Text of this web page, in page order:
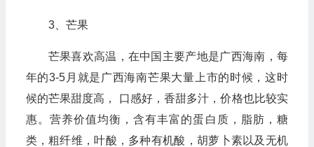
3、芒果
芒果喜欢高温，在中国主要产地是广西海南，每
年的3-5月就是广西海南芒果大量上市的时候，这时
候的芒果甜度高， 口感好，香甜多汁，价格也比较实
惠。营养价值均衡，含有丰富的蛋白质，脂肪，糖
类，粗纤维，叶酸，多种有机酸，胡萝卜素以及无机